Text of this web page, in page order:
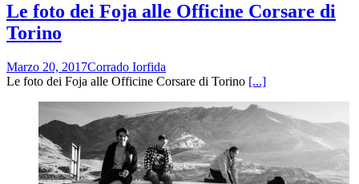
Le foto dei Foja alle Officine Corsare di
Torino
Marzo 20, 2017Corrado Iorfida
Le foto dei Foja alle Officine Corsare di Torino [...]